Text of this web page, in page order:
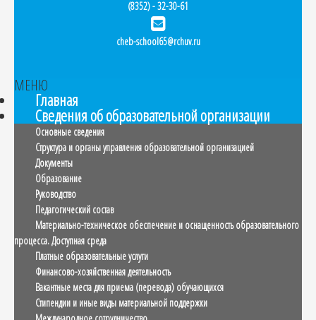
(8352) - 32-30-61
cheb-school65@rchuv.ru
МЕНЮ
Главная
Сведения об образовательной организации
Основные сведения
Структура и органы управления образовательной организацией
Документы
Образование
Руководство
Педагогический состав
Материально-техническое обеспечение и оснащенность образовательного
процесса. Доступная среда
Платные образовательные услуги
Финансово-хозяйственная деятельность
Вакантные места для приема (перевода) обучающихся
Стипендии и иные виды материальной поддержки